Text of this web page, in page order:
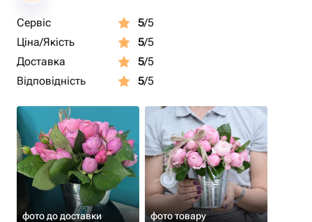
Сервіс 5/5
Ціна/Якість
5/5
Доставка
5/5
Відповідність
5/5
фото до доставки фото товару